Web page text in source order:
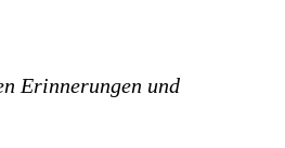
Erinnerungen und